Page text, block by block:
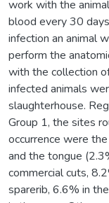
work with the
blood every 30
infection an animal
perform the
with the collection
infected animals
slaughterhouse.
Group 1, the sites
occurrence were
and the tongue
commercial cuts,
sparerib, 6.6% in